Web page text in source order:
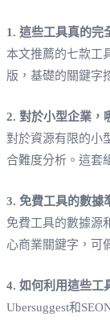
1. 這些工具真的完
本文推薦的七款工
版，基礎的關鍵字
2. 對於小型企業，
對於資源有限的小
合難度分析。這套
3. 免費工具的數據
免費工具的數據源
心商業關鍵字，可
4. 如何利用這些工
Ubersuggest和